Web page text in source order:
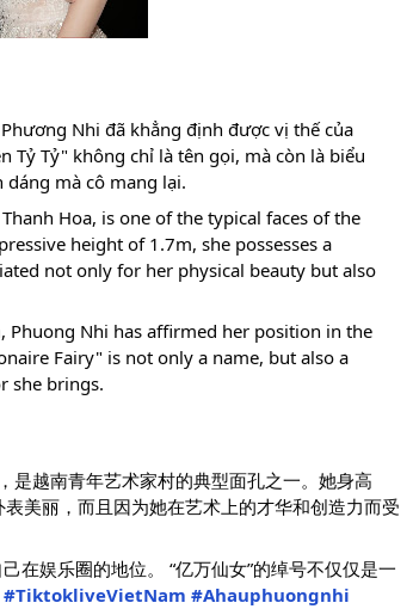
Nhi đã khẳng định được vị thế của
Tỷ Tỷ" không chỉ là tên gọi, mà còn là biểu
mà cô mang lại.
Hoa, is one of the typical faces of the
height of 1.7m, she possesses a
not only for her physical beauty but also
Nhi has affirmed her position in the
Fairy" is not only a name, but also a
she brings.
越南青年艺术家村的典型面孔之一。她身高
美丽，而且因为她在艺术上的才华和创造力而受
在娱乐圈的地位。 “亿万仙女”的绰号不仅仅是一
#TiktokliveVietNam #Ahauphuongnhi